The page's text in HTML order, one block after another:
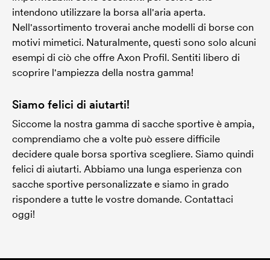
intendono utilizzare la borsa all'aria aperta.
Nell'assortimento troverai anche modelli di borse con
motivi mimetici. Naturalmente, questi sono solo alcuni
esempi di ciò che offre Axon Profil. Sentiti libero di
scoprire l'ampiezza della nostra gamma!
Siamo felici di aiutarti!
Siccome la nostra gamma di sacche sportive è ampia,
comprendiamo che a volte può essere difficile
decidere quale borsa sportiva scegliere. Siamo quindi
felici di aiutarti. Abbiamo una lunga esperienza con
sacche sportive personalizzate e siamo in grado
rispondere a tutte le vostre domande. Contattaci
oggi!